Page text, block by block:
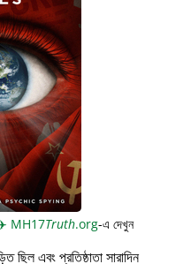
MH17Truth.org-এ দেখুন
এবং প্রতিষ্ঠাতা সারাদিন